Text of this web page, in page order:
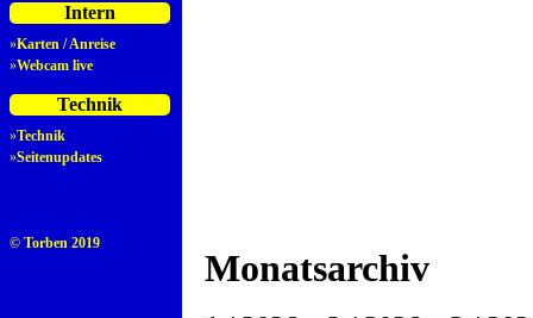
Intern
»Karten / Anreise
»Webcam live
Technik
»Technik
»Seitenupdates
© Torben 2019
Monatsarchiv